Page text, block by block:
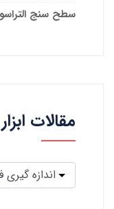
سطح سنج
مقالات